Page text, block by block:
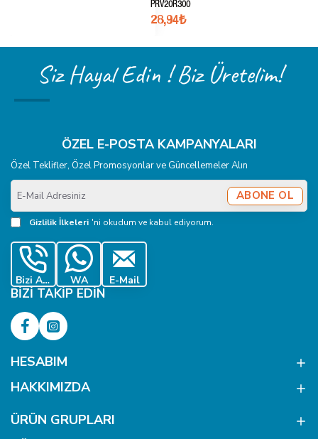
PRV20R300
28,94₺
Siz Hayal Edin ! Biz Üretelim!
ÖZEL E-POSTA KAMPANYALARI
Özel Teklifler, Özel Promosyonlar ve Güncellemeler Alın
E-
Mail
Adresiniz
ABONE OL
Gizlilik İlkeleri 'ni okudum ve kabul ediyorum.
Bizi Ara WA E-Mail
BIZI TAKIP EDIN
HESABIM
HAKKIMIZDA
ÜRÜN GRUPLARI